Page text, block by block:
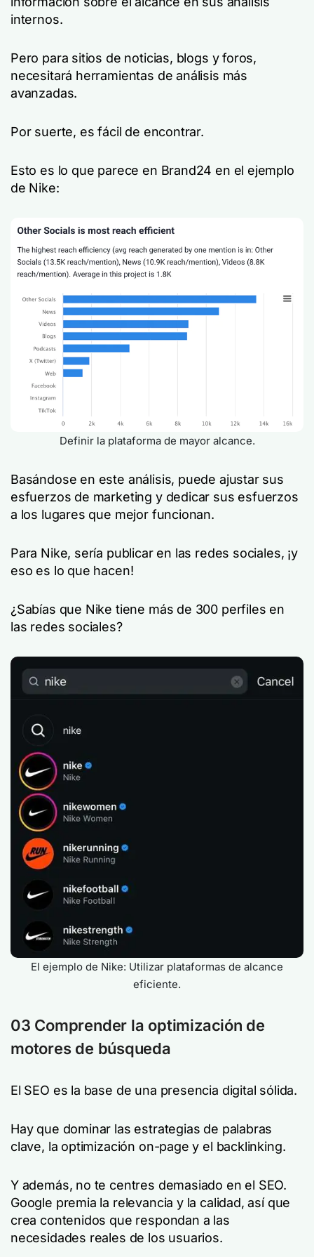
internos.
Pero para sitios de noticias, blogs y foros,
necesitará herramientas de análisis más
avanzadas.
Por suerte, es fácil de encontrar.
Esto es lo que parece en Brand24 en el ejemplo
de Nike:
Definir la plataforma de mayor alcance.
Basándose en este análisis, puede ajustar sus
esfuerzos de marketing y dedicar sus esfuerzos
a los lugares que mejor funcionan.
Para Nike, sería publicar en las redes sociales, ¡y
eso es lo que hacen!
¿Sabías que Nike tiene más de 300 perfiles en
las redes sociales?
El ejemplo de Nike: Utilizar plataformas de alcance
eficiente.
03 Comprender la optimización de
motores de búsqueda
El SEO es la base de una presencia digital sólida.
Hay que dominar las estrategias de palabras
clave, la optimización on-page y el backlinking.
Y además, no te centres demasiado en el SEO.
Google premia la relevancia y la calidad, así que
crea contenidos que respondan a las
necesidades reales de los usuarios.